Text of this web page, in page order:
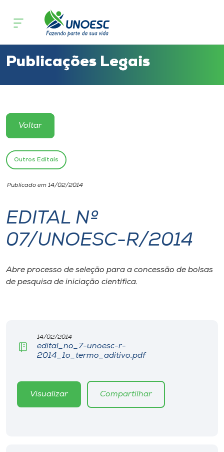
Cursos
Atendimento ao Estudante
Portal de Ensino
Unoesc
Internacionalização
I.nova
Diplomados
Editora
Publicações Legais
Voltar
Outros Editais
Publicado em 14/02/2014
EDITAL Nº
07/UNOESC-R/2014
Abre processo de seleção para a concessão de bolsas
de pesquisa de iniciação científica.
14/02/2014
edital_no_7-unoesc-r-
2014_1o_termo_aditivo.pdf
Visualizar Compartilhar